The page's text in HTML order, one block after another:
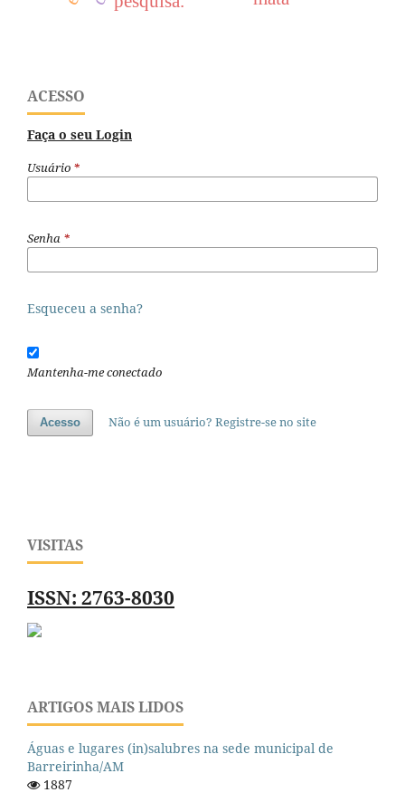
ACESSO
Faça o seu Login
Usuário *
Senha *
Esqueceu a senha?
Mantenha-me conectado
Acesso Não é um usuário? Registre-se no site
VISITAS
ISSN: 2763-8030
ARTIGOS MAIS LIDOS
Águas e lugares (in)salubres na sede municipal de
Barreirinha/AM
1887